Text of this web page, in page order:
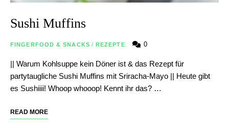
Sushi Muffins
FINGERFOOD & SNACKS / REZEPTE 0
|| Warum Kohlsuppe kein Döner ist & das Rezept für
partytaugliche Sushi Muffins mit Sriracha-Mayo || Heute gibt
es Sushiiii! Whoop whooop! Kennt ihr das? …
READ MORE